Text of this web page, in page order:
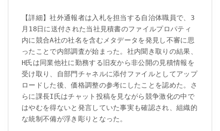
【詳細】社外通報者は入札を担当する自治体職員で、3
月18日に送付された当社見積書のファイルプロパティ
内に競合A社の社名を含むメタデータを発見し不審に思
ったことで内部調査が始まった。社内聞き取りの結果、
H氏は同業他社に勤務する旧友から非公開の見積情報を
受け取り、自部門チャネルに添付ファイルとしてアップ
ロードした後、価格調整の参考にしたことを認めた。さ
らに課長I氏はチャット投稿を見ながら競争激化の中で
はやむを得ないと発言していた事実も確認され、組織的
な統制不備が浮き彫りとなった。